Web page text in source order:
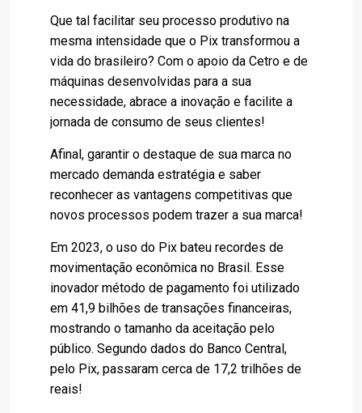
Que tal facilitar seu processo produtivo na
mesma intensidade que o Pix transformou a
vida do brasileiro? Com o apoio da Cetro e de
máquinas desenvolvidas para a sua
necessidade, abrace a inovação e facilite a
jornada de consumo de seus clientes!
Afinal, garantir o destaque de sua marca no
mercado demanda estratégia e saber
reconhecer as vantagens competitivas que
novos processos podem trazer a sua marca!
Em 2023, o uso do Pix bateu recordes de
movimentação econômica no Brasil. Esse
inovador método de pagamento foi utilizado
em 41,9 bilhões de transações financeiras,
mostrando o tamanho da aceitação pelo
público. Segundo dados do Banco Central,
pelo Pix, passaram cerca de 17,2 trilhões de
reais!